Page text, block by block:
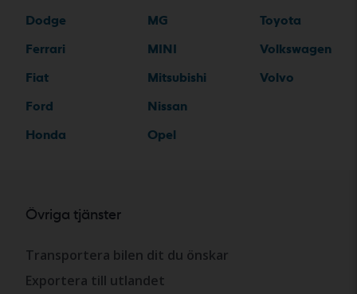
Dodge
Ferrari
Fiat
Ford
Honda
MG
MINI
Mitsubishi
Nissan
Opel
Toyota
Volkswagen
Volvo
Övriga tjänster
Transportera bilen dit du önskar
Exportera till utlandet